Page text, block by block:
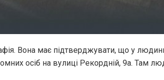
Вона має підтверджувати, що у
осіб на вулиці Рекордній, 9а. Там